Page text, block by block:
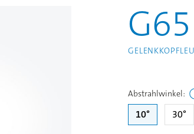
G65
Abstrahlwinkel:
10° 30°